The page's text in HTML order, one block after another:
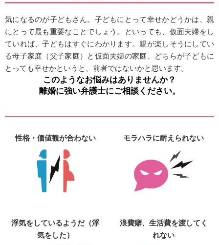
気になるのが子どもさん。子どもにとって幸せかどうかは、親
にとって最も重要なことでしょう。といっても、仮面夫婦をし
ていれば、子どもはすぐにわかります。親が楽しそうにしてい
る母子家庭（父子家庭）と仮面夫婦の家庭、どちらが子どもに
とっても幸せかというと、前者ではないかと思います。
このようなお悩みはありませんか？
離婚に強い弁護士にご相談ください。
性格・価値観が合わない モラハラに耐えられない
浮気をしているようだ（浮
気をした）
浪費癖、生活費を渡してく
れない